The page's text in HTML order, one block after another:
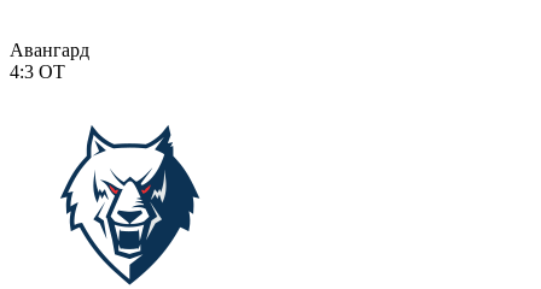
Авангард
4:3 ОТ